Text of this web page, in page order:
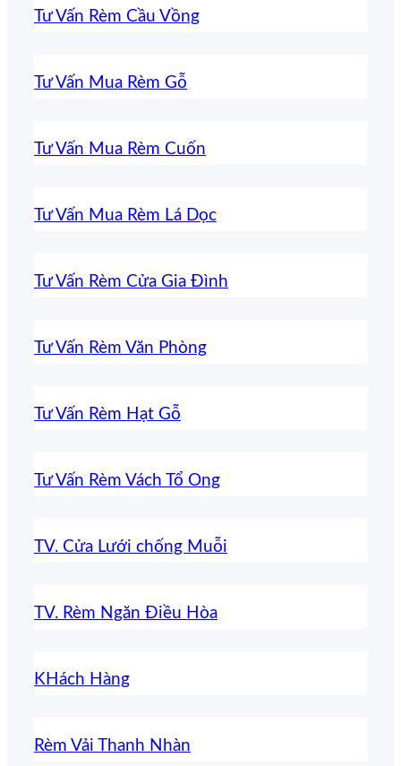
Tư Vấn Rèm Cầu Vồng
Tư Vấn Mua Rèm Gỗ
Tư Vấn Mua Rèm Cuốn
Tư Vấn Mua Rèm Lá Dọc
Tư Vấn Rèm Cửa Gia Đình
Tư Vấn Rèm Văn Phòng
Tư Vấn Rèm Hạt Gỗ
Tư Vấn Rèm Vách Tổ Ong
TV. Cửa Lưới chống Muỗi
TV. Rèm Ngăn Điều Hòa
KHách Hàng
Rèm Vải Thanh Nhàn